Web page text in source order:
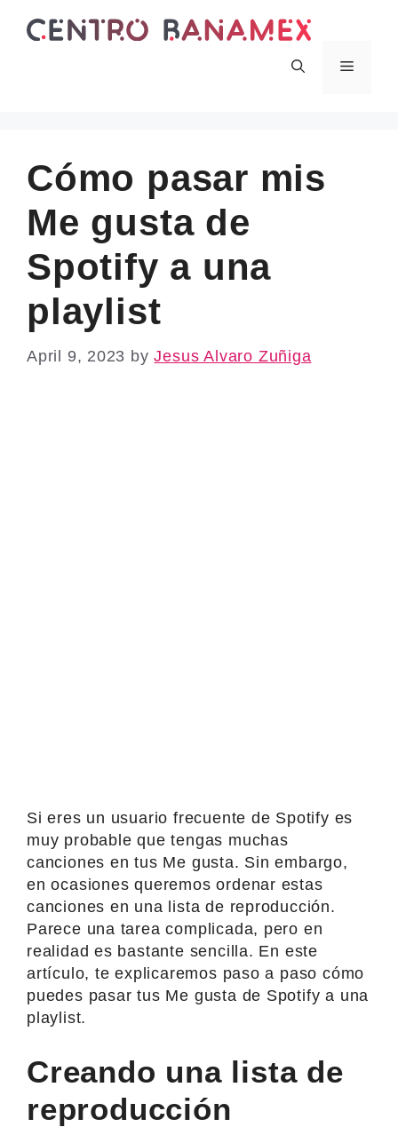
Menu
Cómo pasar mis
Me gusta de
Spotify a una
playlist
April 9, 2023 byJesus Alvaro Zuñiga
Si eres un usuario frecuente de Spotify es
muy probable que tengas muchas
canciones en tus Me gusta. Sin embargo,
en ocasiones queremos ordenar estas
canciones en una lista de reproducción.
Parece una tarea complicada, pero en
realidad es bastante sencilla. En este
artículo, te explicaremos paso a paso cómo
puedes pasar tus Me gusta de Spotify a una
playlist.
Creando una lista de
reproducción